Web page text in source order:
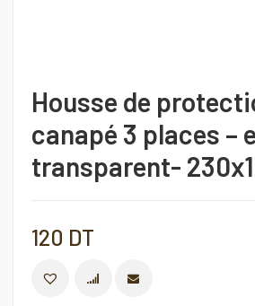
Housse de
canapé 3 places –
transparent-
120 DT
COMPARER